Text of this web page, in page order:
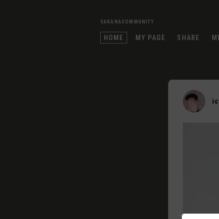
SAKANACOMMUNITY
HOME MY PAGE SHARE